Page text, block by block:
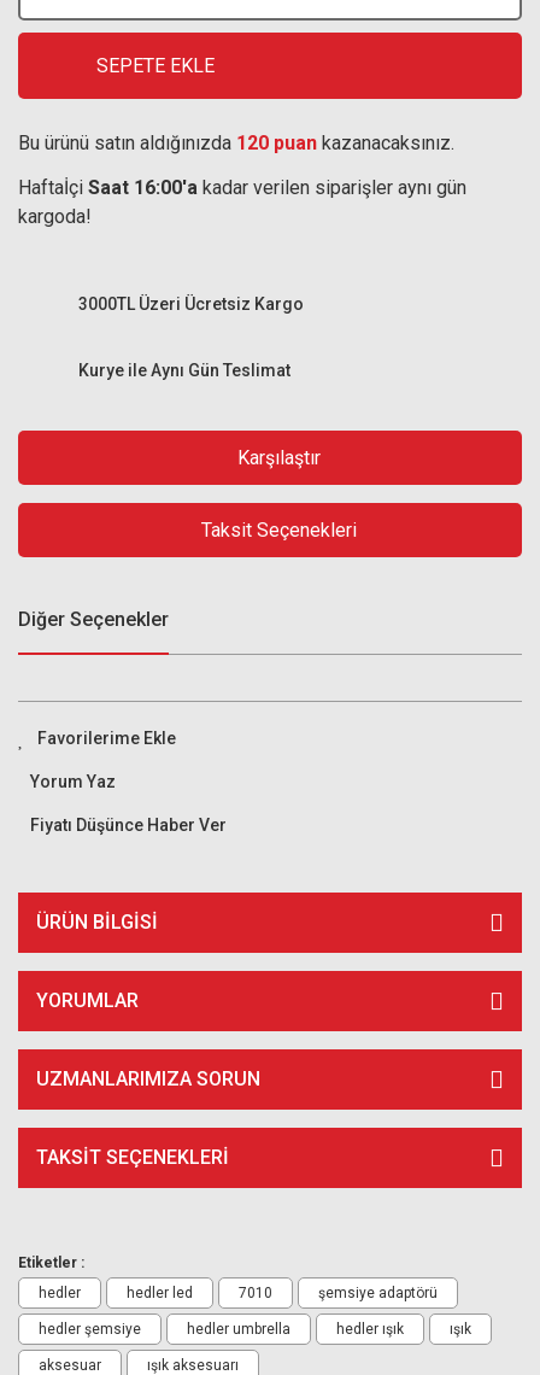
SEPETE EKLE
Bu ürünü satın aldığınızda 120 puan kazanacaksınız.
Haftaİçi Saat 16:00'a kadar verilen siparişler aynı gün
kargoda!
Kurye ile Aynı Gün Teslimat
3000TL Üzeri Ücretsiz Kargo
Karşılaştır
Taksit Seçenekleri
Diğer Seçenekler
Yorum Yaz
Fiyatı Düşünce Haber Ver
ÜRÜN BILGISI
YORUMLAR
UZMANLARIMIZA SORUN
TAKSIT SEÇENEKLERI
Etiketler :
hedler
hedler led 7010 şemsiye adaptörü
hedler şemsiye hedler umbrella hedler ışık ışık
aksesuar ışık aksesuarı